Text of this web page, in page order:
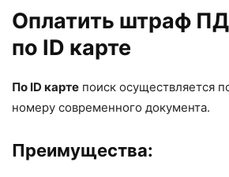
Оплатить штраф
по ID карте
По ID карте поиск осуществляется
номеру современного документа.
Преимущества: